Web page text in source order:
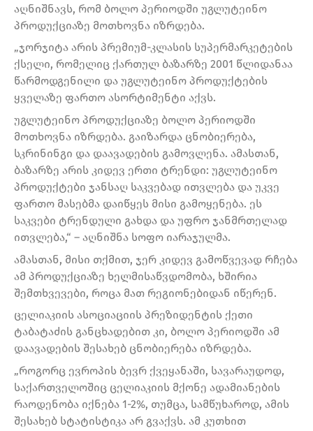
აღნიშნავს, რომ ბოლო პერიოდში უგლუტეინო
პროდუქციაზე მოთხოვნა იზრდება.
„ჯორჯიტა არის პრემიუმ-კლასის სუპერმარკეტების
ქსელი, რომელიც ქართულ ბაზარზე 2001 წლიდანაა
წარმოდგენილი და უგლუტეინო პროდუქტების
ყველაზე ფართო ასორტიმენტი აქვს.
უგლუტეინო პროდუქციაზე ბოლო პერიოდში
მოთხოვნა იზრდება. გაიზარდა ცნობიერება,
სკრინინგი და დაავადების გამოვლენა. ამასთან,
ბაზარზე არის კიდევ ერთი ტრენდი: უგლუტეინო
პროდუქტები ჯანსაღ საკვებად ითვლება და უკვე
ფართო მასებმა დაიწყეს მისი გამოყენება. ეს
საკვები ტრენდული გახდა და უფრო ჯანმრთელად
ითვლება,“ – აღნიშნა სოფო იარაჯულმა.
ამასთან, მისი თქმით, ჯერ კიდევ გამოწვევად რჩება
ამ პროდუქციაზე ხელმისაწვდომობა, ხშირია
შემთხვევები, როცა მათ რეგიონებიდან იწერენ.
ცელიაკიის ასოციაციის პრეზიდენტის ქეთი
ტაბატაძის განცხადებით კი, ბოლო პერიოდში ამ
დაავადების შესახებ ცნობიერება იზრდება.
„როგორც ევროპის ბევრ ქვეყანაში, სავარაუდოდ,
საქართველოშიც ცელიაკიის მქონე ადამიანების
რაოდენობა იქნება 1-2%, თუმცა, სამწუხაროდ, ამის
შესახებ სტატისტიკა არ გვაქვს. ამ კუთხით